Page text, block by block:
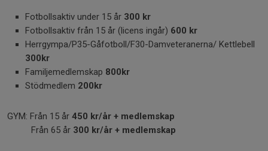
Fotbollsaktiv under 15 år 300 kr
Fotbollsaktiv från 15 år (licens ingår) 600 kr
Herrgympa/P35-Gåfotboll/F30-Damveteranerna/ Kettlebell
300kr
Familjemedlemskap 800kr
Stödmedlem 200kr
GYM: Från 15 år 450 kr/år + medlemskap
Från 65 år 300 kr/år + medlemskap